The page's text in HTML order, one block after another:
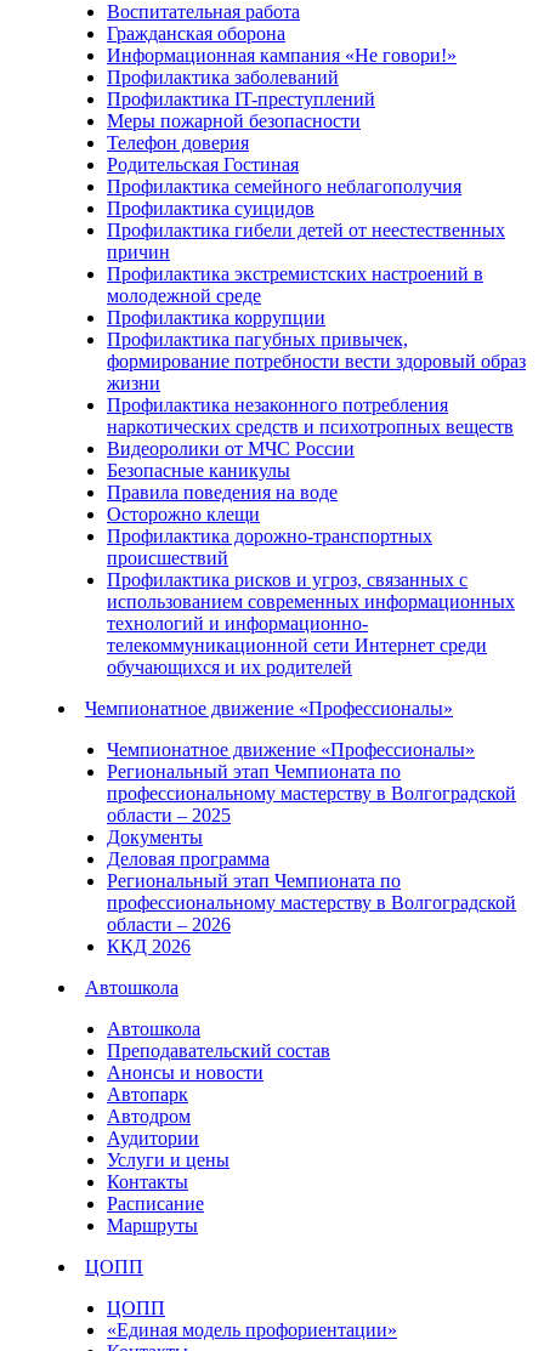
Воспитательная работа
Гражданская оборона
Информационная кампания «Не говори!»
Профилактика заболеваний
Профилактика IT-преступлений
Меры пожарной безопасности
Телефон доверия
Родительская Гостиная
Профилактика семейного неблагополучия
Профилактика суицидов
Профилактика гибели детей от неестественных
причин
Профилактика экстремистских настроений в
молодежной среде
Профилактика коррупции
Профилактика пагубных привычек,
формирование потребности вести здоровый образ
жизни
Профилактика незаконного потребления
наркотических средств и психотропных веществ
Видеоролики от МЧС России
Безопасные каникулы
Правила поведения на воде
Осторожно клещи
Профилактика дорожно-транспортных
происшествий
Профилактика рисков и угроз, связанных с
использованием современных информационных
технологий и информационно-
телекоммуникационной сети Интернет среди
обучающихся и их родителей
Чемпионатное движение «Профессионалы»
Чемпионатное движение «Профессионалы»
Региональный этап Чемпионата по
профессиональному мастерству в Волгоградской
области – 2025
Документы
Деловая программа
Региональный этап Чемпионата по
профессиональному мастерству в Волгоградской
области – 2026
ККД 2026
Автошкола
Автошкола
Преподавательский состав
Анонсы и новости
Автопарк
Автодром
Аудитории
Услуги и цены
Контакты
Расписание
Маршруты
ЦОПП
ЦОПП
«Единая модель профориентации»